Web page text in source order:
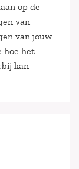
op de
van
van jouw
hoe het
kan